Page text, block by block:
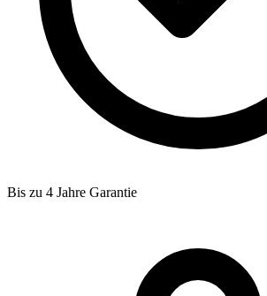
Bis zu 4 Jahre Garantie